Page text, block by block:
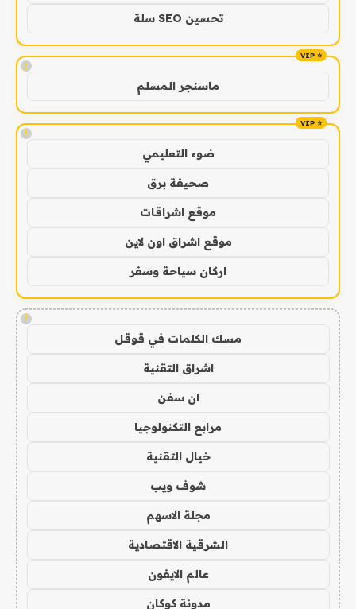
تحسين SEO سلة
!
ماسنجر المسلم
!
ضوء التعليمي
صحيفة برق
موقع اشراقات
موقع اشراق اون لاين
اركان سياحة وسفر
!
مسك الكلمات في قوقل
اشراق التقنية
ان سفن
مرابع التكنولوجيا
خيال التقنية
شوف ويب
مجلة الاسهم
الشرقية الاقتصادية
عالم الايفون
مدونة كوكان